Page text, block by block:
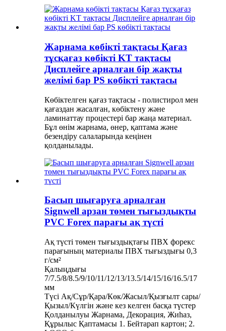
Жарнама көбікті тақтасы Қағаз
тұсқағаз көбікті KT тақтасы
Дисплейге арналған бір жақты
желімі бар PS көбікті тақтасы
Көбіктелген қағаз тақтасы - полистирол мен
қағаздан жасалған, көбіктену және
ламинаттау процестері бар жаңа материал.
Бұл өнім жарнама, өнер, қаптама және
безендіру салаларында кеңінен
қолданылады.
Басып шығаруға арналған
Signwell арзан төмен тығыздықты
PVC Forex парағы ақ түсті
Ақ түсті төмен тығыздықтағы ПВХ форекс
парағының материалы ПВХ тығыздығы 0,3
г/см²
Қалыңдығы
7/7.5/8/8.5/9/10/11/12/13/13.5/14/15/16/16.5/17
мм
Түсі Ақ/Сұр/Қара/Көк/Жасыл/Қызғылт сары/
Қызыл/Күлгін және кез келген басқа түстер
Қолданылуы Жарнама, Декорация, Жиһаз,
Құрылыс Қаптамасы 1. Бейтарап картон; 2.